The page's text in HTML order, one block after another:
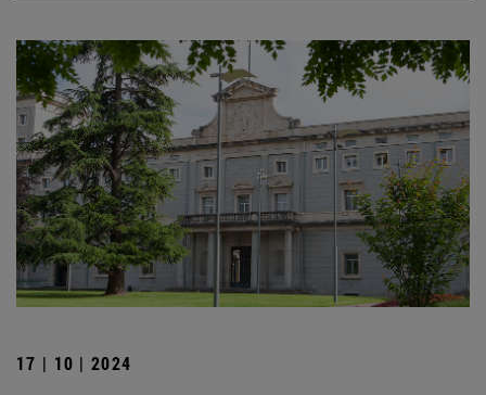
17 | 10 | 2024